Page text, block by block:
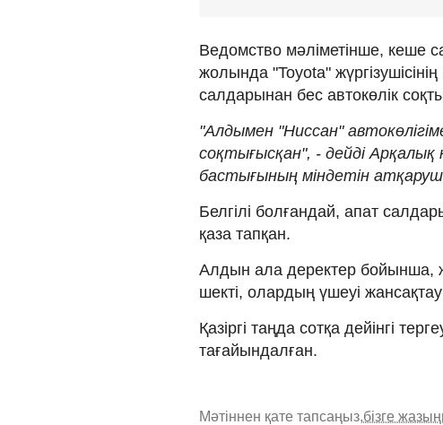
Ведомство мәліметінше, кеше
жолында "Toyota"
салдарынан бес автокөлік
"Алдымен "Ниссан"
соқтығысқан", - дейді
бастығының міндетін
Белгілі болғандай, апат
қаза тапқан.
Алдын ала деректер бойынша,
шекті, олардың үшеуі
Қазіргі таңда сотқа дейінгі
тағайындалған.
Мәтіннен қате тапсаңыз,бізге